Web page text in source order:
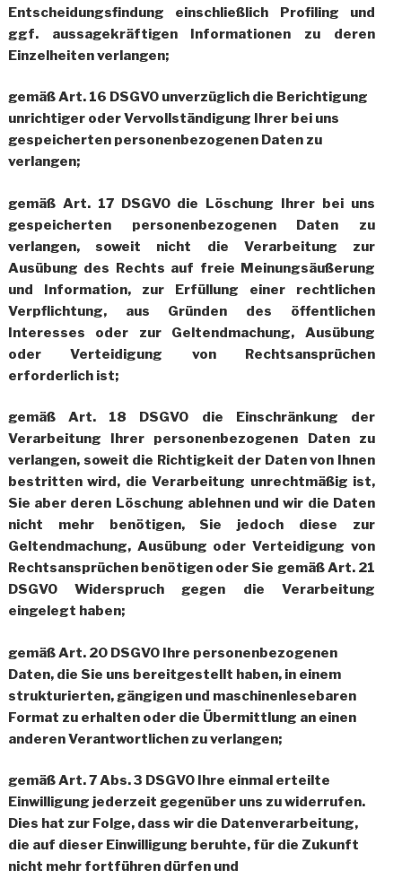
Entscheidungsfindung einschließlich Profiling und
ggf. aussagekräftigen Informationen zu deren
Einzelheiten verlangen;
gemäß Art. 16 DSGVO unverzüglich die Berichtigung
unrichtiger oder Vervollständigung Ihrer bei uns
gespeicherten personenbezogenen Daten zu
verlangen;
gemäß Art. 17 DSGVO die Löschung Ihrer bei uns
gespeicherten personenbezogenen Daten zu
verlangen, soweit nicht die Verarbeitung zur
Ausübung des Rechts auf freie Meinungsäußerung
und Information, zur Erfüllung einer rechtlichen
Verpflichtung, aus Gründen des öffentlichen
Interesses oder zur Geltendmachung, Ausübung
oder Verteidigung von Rechtsansprüchen
erforderlich ist;
gemäß Art. 18 DSGVO die Einschränkung der
Verarbeitung Ihrer personenbezogenen Daten zu
verlangen, soweit die Richtigkeit der Daten von Ihnen
bestritten wird, die Verarbeitung unrechtmäßig ist,
Sie aber deren Löschung ablehnen und wir die Daten
nicht mehr benötigen, Sie jedoch diese zur
Geltendmachung, Ausübung oder Verteidigung von
Rechtsansprüchen benötigen oder Sie gemäß Art. 21
DSGVO Widerspruch gegen die Verarbeitung
eingelegt haben;
gemäß Art. 20 DSGVO Ihre personenbezogenen
Daten, die Sie uns bereitgestellt haben, in einem
strukturierten, gängigen und maschinenlesebaren
Format zu erhalten oder die Übermittlung an einen
anderen Verantwortlichen zu verlangen;
gemäß Art. 7 Abs. 3 DSGVO Ihre einmal erteilte
Einwilligung jederzeit gegenüber uns zu widerrufen.
Dies hat zur Folge, dass wir die Datenverarbeitung,
die auf dieser Einwilligung beruhte, für die Zukunft
nicht mehr fortführen dürfen und